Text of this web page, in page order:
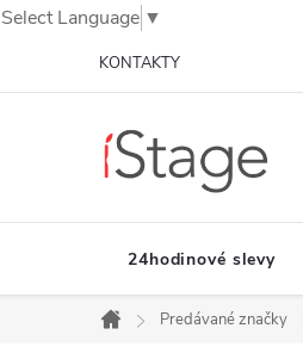
Select Language ▼
KONTAKTY
24hodinové slevy
Domov
Predávané značky